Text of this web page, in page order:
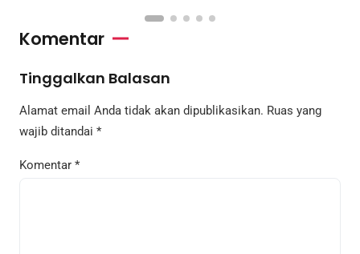
Komentar
Tinggalkan Balasan
Alamat email Anda tidak akan dipublikasikan. Ruas yang
wajib ditandai *
Komentar *